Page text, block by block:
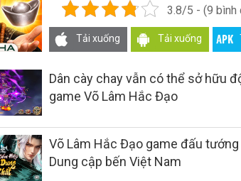
3.8/5 - (9 bình
Tải xuống Tải xuống
Dân cày chay vẫn có thể sở hữu
game Võ Lâm Hắc Đạo
Võ Lâm Hắc Đạo game đấu
Dung cập bến Việt Nam